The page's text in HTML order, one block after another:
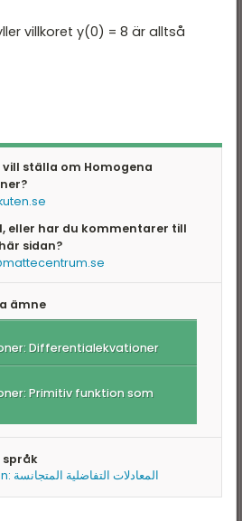
villkoret y(0) = 8 är alltså
ställa om Homogena
eller har du kommentarer till
sidan?
ämne
Differentialekvationer
Primitiv funktion som
språk
Arabiska Matteboken: المعادلات التفاضلية المتجانسة